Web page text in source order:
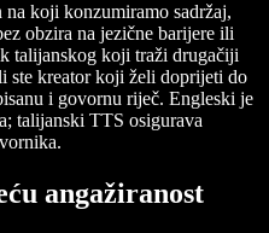
koji konzumiramo sadržaj,
obzira na jezične barijere ili
talijanskog koji traži drugačiji
ste kreator koji želi doprijeti do
i govornu riječ. Engleski je
talijanski TTS osigurava
angažiranost